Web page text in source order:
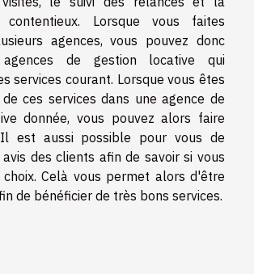
Lorsque vous faites
agences, vous pouvez donc
de gestion locative qui
services courant. Lorsque vous êtes
ces services dans une agence de
donnée, vous pouvez alors faire
est aussi possible pour vous de
des clients afin de savoir si vous
Celà vous permet alors d'être
de bénéficier de très bons services.